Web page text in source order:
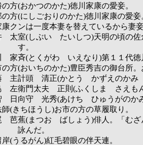
の方(おかつのかた)徳川家康の愛妾。
の方(にしごおりのかた)徳川家康の愛妾
クンは一度本妻を替えているから妻
太室(しぶい たいしつ)天明の頃の佐
。
家斉(とくがわ いえなり)第１１代徳
の方(おいちのかた)豊臣秀吉の御台所
主計頭 清正(かとう かずえのかみ
左衛門太夫 正則(ふくしま さえも
日向守 光秀(あけち ひゅうがのか
師(きちほうし)お市の方の草履取り。
芭蕉(まつお ばしょう)俳人。「む
だ。
岸(うるがん)紅毛碧眼の伴天連。